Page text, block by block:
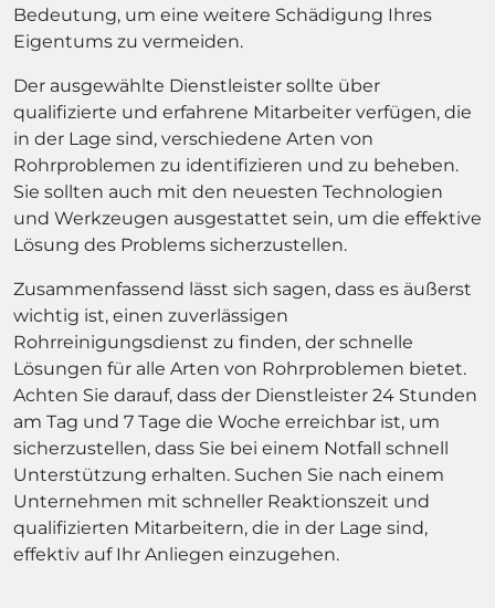
Bedeutung, um eine weitere Schädigung Ihres
Eigentums zu vermeiden.
Der ausgewählte Dienstleister sollte über
qualifizierte und erfahrene Mitarbeiter verfügen, die
in der Lage sind, verschiedene Arten von
Rohrproblemen zu identifizieren und zu beheben.
Sie sollten auch mit den neuesten Technologien
und Werkzeugen ausgestattet sein, um die effektive
Lösung des Problems sicherzustellen.
Zusammenfassend lässt sich sagen, dass es äußerst
wichtig ist, einen zuverlässigen
Rohrreinigungsdienst zu finden, der schnelle
Lösungen für alle Arten von Rohrproblemen bietet.
Achten Sie darauf, dass der Dienstleister 24 Stunden
am Tag und 7 Tage die Woche erreichbar ist, um
sicherzustellen, dass Sie bei einem Notfall schnell
Unterstützung erhalten. Suchen Sie nach einem
Unternehmen mit schneller Reaktionszeit und
qualifizierten Mitarbeitern, die in der Lage sind,
effektiv auf Ihr Anliegen einzugehen.